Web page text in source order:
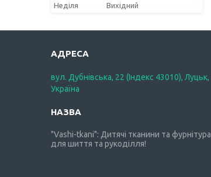
Неділя
Вихідний
вул. Дубнівська, 22 (Індекс 43010), Луцьк,
Україна
"Vashi-tkani": Дитячі тканини та фурнітура
для шиття та рукоділля!